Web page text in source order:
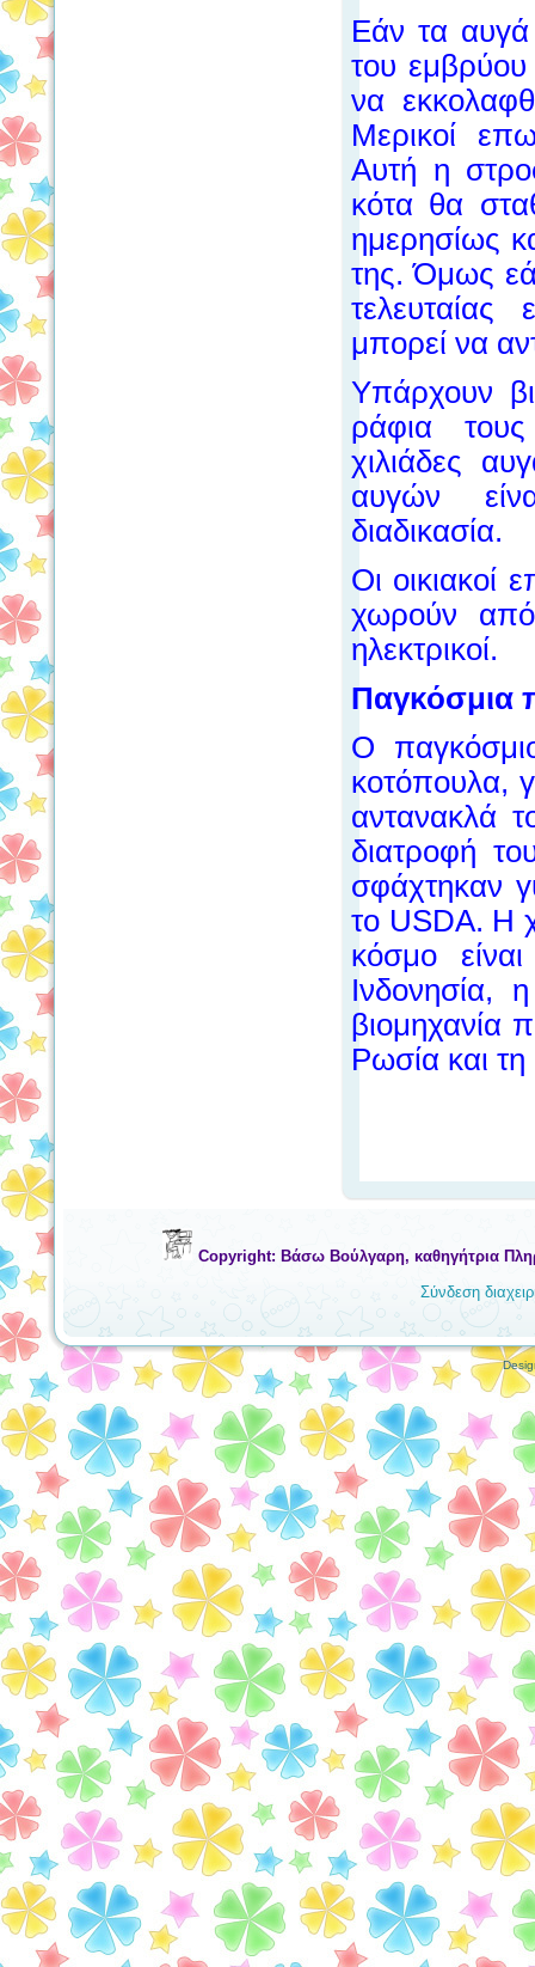
Εάν τα αυγά
του εμβρύου
να
Μερικοί
Αυτή η
κότα θα
ημερησίως
της. Όμως
μπορεί να
Υπάρχουν
ράφια
χιλιάδες
αυγών
διαδικασία.
Οι οικιακοί
χωρούν
ηλεκτρικοί.
Παγκόσμια
O
κοτόπουλα,
αντανακλά
διατροφή
σφάχτηκαν
το USDA. Η
κόσμο
Ινδονησία,
βιομηχανία
Ρωσία και τη
Copyright: Βάσω Βούλγαρη, καθηγήτρια
Σύνδεση